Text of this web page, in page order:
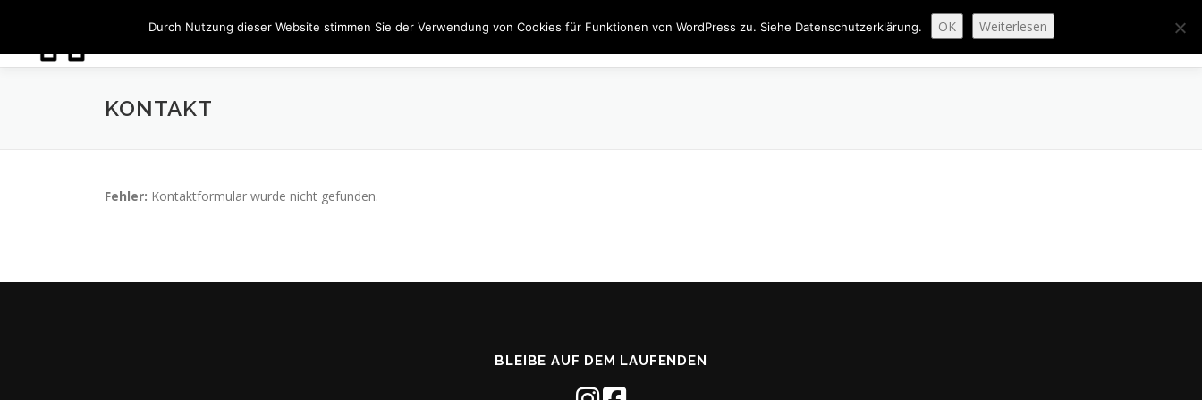
springen
JOBS FENSTER TÜREN BESCHATTUNG INNENAUSBAU ABGESCHLOSSENE PROJEKTE
KONTAKT
Fehler: Kontaktformular wurde nicht gefunden.
BLEIBE AUF DEM LAUFENDEN
Durch Nutzung dieser Website stimmen Sie der Verwendung von Cookies für Funktionen von WordPress zu. Siehe Datenschutzerklärung. OK Weiterlesen